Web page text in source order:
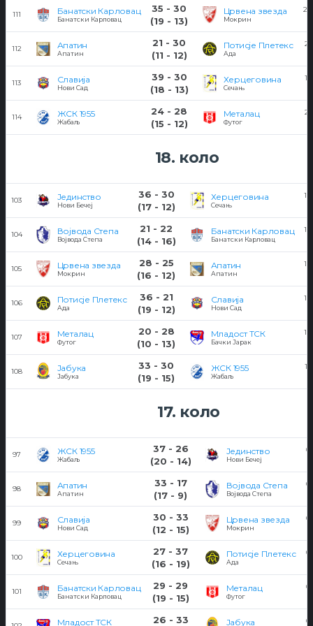
111 Банатски Карловац
Банатски Карловац
35 - 30
(19 - 13)
Црвена звезда
Мокрин
112 Апатин
Апатин
21 - 30
(11 - 12)
Потисје Плетекс
Ада
113 Славија
Нови Сад
39 - 30
(18 - 13)
Херцеговина
Сечањ
114 ЖСК 1955
Жабаљ
24 - 28
(15 - 12)
Металац
Футог
18. коло
103 Јединство
Нови Бечеј
36 - 30
(17 - 12)
Херцеговина
Сечањ
104 Војвода Степа
Војвода Степа
21 - 22
(14 - 16)
Банатски Карловац
Банатски Карловац
105 Црвена звезда
Мокрин
28 - 25
(16 - 12)
Апатин
Апатин
106 Потисје Плетекс
Ада
36 - 21
(19 - 12)
Славија
Нови Сад
107 Металац
Футог
20 - 28
(10 - 13)
Младост ТСК
Бачки Јарак
108 Јабука
Јабука
33 - 30
(19 - 15)
ЖСК 1955
Жабаљ
17. коло
97 ЖСК 1955
Жабаљ
37 - 26
(20 - 14)
Јединство
Нови Бечеј
98 Апатин
Апатин
33 - 17
(17 - 9)
Војвода Степа
Војвода Степа
99 Славија
Нови Сад
30 - 33
(12 - 15)
Црвена звезда
Мокрин
100 Херцеговина
Сечањ
27 - 37
(16 - 19)
Потисје Плетекс
Ада
101 Банатски Карловац
Банатски Карловац
29 - 29
(19 - 15)
Металац
Футог
Младост ТСК
26 - 33
Јабука